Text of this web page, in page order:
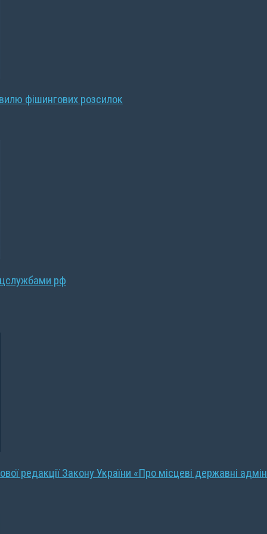
фішингових розсилок
рф
редакції Закону України «Про місцеві державні